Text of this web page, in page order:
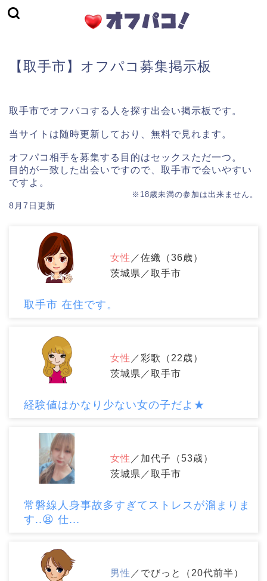
【取手市】オフパコ募集掲示板
取手市でオフパコする人を探す出会い掲示板です。
当サイトは随時更新しており、無料で見れます。
オフパコ相手を募集する目的はセックスただ一つ。
目的が一致した出会いですので、取手市で会いやすい
ですよ。
※18歳未満の参加は出来ません。
8月7日更新
女性 ／佐織（36歳）
茨城県／取手市
取手市 在住です。
女性 ／彩歌（22歳）
茨城県／取手市
経験値はかなり少ない女の子だよ★
女性 ／加代子（53歳）
茨城県／取手市
常磐線人身事故多すぎてストレスが溜まりま
す..😫 仕...
男性 ／でびっと（20代前半）